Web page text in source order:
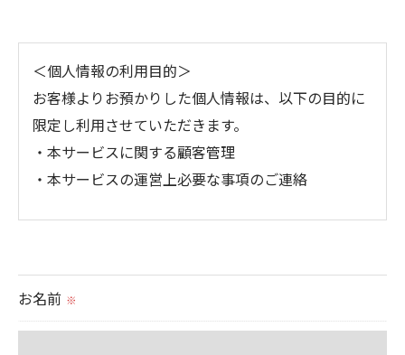
＜個人情報の利用目的＞
お客様よりお預かりした個人情報は、以下の目的に
限定し利用させていただきます。
・本サービスに関する顧客管理
・本サービスの運営上必要な事項のご連絡
られた場合を除き、
お名前 ※